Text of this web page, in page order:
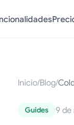
Inicio/Blog/
Guides 9 de